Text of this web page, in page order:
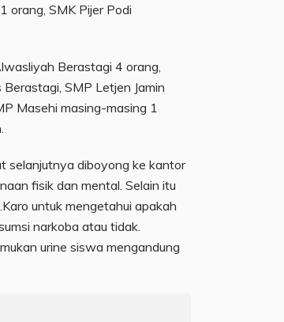
orang, SMK Pijer Podi
Berastagi 4 orang,
SMP Letjen Jamin
Masehi masing-masing 1
selanjutnya diboyong ke kantor
fisik dan mental. Selain itu
untuk mengetahui apakah
narkoba atau tidak.
urine siswa mengandung